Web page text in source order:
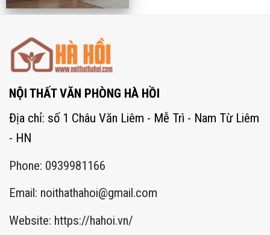
NỘI THẤT VĂN PHÒNG HÀ HỒI
Địa chỉ: số 1 Châu Văn Liêm - Mễ Trì - Nam Từ Liêm
- HN
Phone: 0939981166
Email: noithathahoi@gmail.com
Website: https://hahoi.vn/